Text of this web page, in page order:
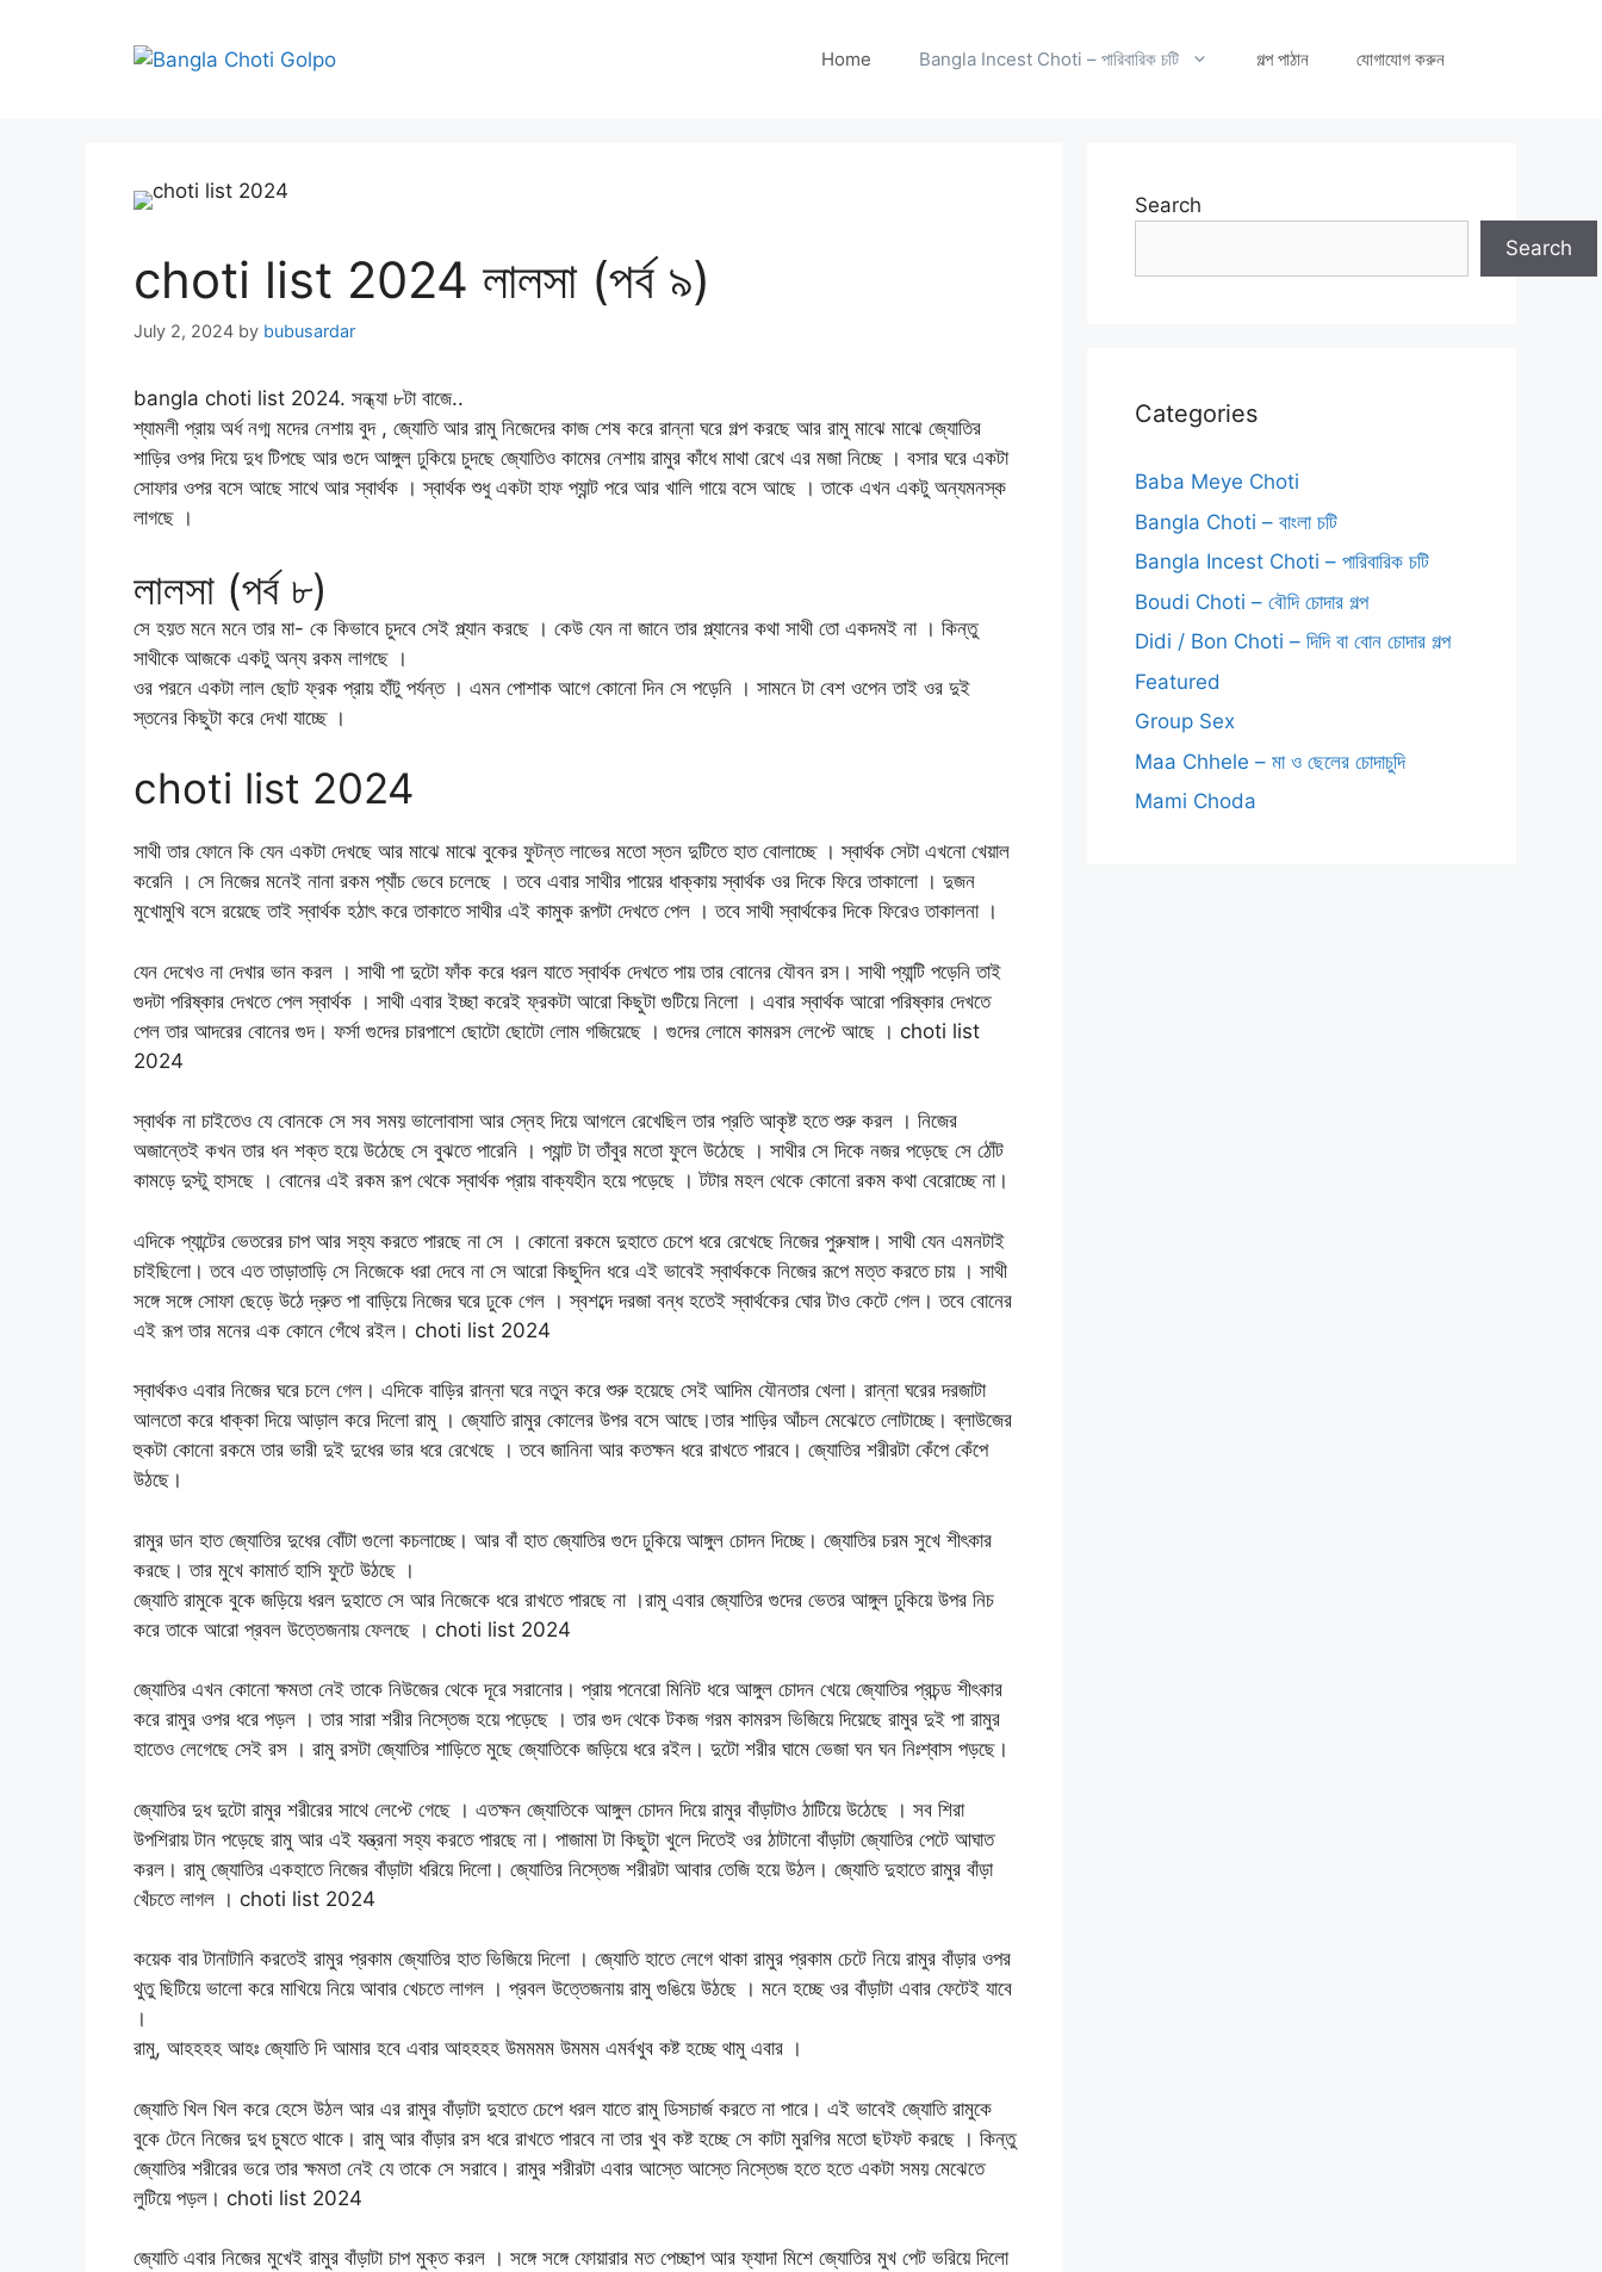
Home Bangla Incest Choti – পারিবারিক চটি গল্প পাঠান যোগাযোগ করুন
choti list 2024 লালসা (পর্ব ৯)
July 2, 2024 by bubusardar
bangla choti list 2024. সন্ধ্যা ৮টা বাজে..
শ্যামলী প্রায় অর্ধ নগ্ম মদের নেশায় বুদ , জ্যোতি আর রামু নিজেদের কাজ শেষ করে রান্না ঘরে গল্প করছে আর রামু মাঝে মাঝে জ্যোতির
শাড়ির ওপর দিয়ে দুধ টিপছে আর গুদে আঙ্গুল ঢুকিয়ে চুদছে জ্যোতিও কামের নেশায় রামুর কাঁধে মাথা রেখে এর মজা নিচ্ছে । বসার ঘরে একটা
সোফার ওপর বসে আছে সাথে আর স্বার্থক । স্বার্থক শুধু একটা হাফ প্যান্ট পরে আর খালি গায়ে বসে আছে । তাকে এখন একটু অন্যমনস্ক
লাগছে ।
লালসা (পর্ব ৮)
সে হয়ত মনে মনে তার মা- কে কিভাবে চুদবে সেই প্ল্যান করছে । কেউ যেন না জানে তার প্ল্যানের কথা সাথী তো একদমই না । কিন্তু
সাথীকে আজকে একটু অন্য রকম লাগছে ।
ওর পরনে একটা লাল ছোট ফ্রক প্রায় হাঁটু পর্যন্ত । এমন পোশাক আগে কোনো দিন সে পড়েনি । সামনে টা বেশ ওপেন তাই ওর দুই
স্তনের কিছুটা করে দেখা যাচ্ছে ।
choti list 2024
সাথী তার ফোনে কি যেন একটা দেখছে আর মাঝে মাঝে বুকের ফুটন্ত লাভের মতো স্তন দুটিতে হাত বোলাচ্ছে । স্বার্থক সেটা এখনো খেয়াল
করেনি । সে নিজের মনেই নানা রকম প্যাঁচ ভেবে চলেছে । তবে এবার সাথীর পায়ের ধাক্কায় স্বার্থক ওর দিকে ফিরে তাকালো । দুজন
মুখোমুখি বসে রয়েছে তাই স্বার্থক হঠাৎ করে তাকাতে সাথীর এই কামুক রূপটা দেখতে পেল । তবে সাথী স্বার্থকের দিকে ফিরেও তাকালনা ।
যেন দেখেও না দেখার ভান করল । সাথী পা দুটো ফাঁক করে ধরল যাতে স্বার্থক দেখতে পায় তার বোনের যৌবন রস। সাথী প্যান্টি পড়েনি তাই
গুদটা পরিষ্কার দেখতে পেল স্বার্থক । সাথী এবার ইচ্ছা করেই ফ্রকটা আরো কিছুটা গুটিয়ে নিলো । এবার স্বার্থক আরো পরিষ্কার দেখতে
পেল তার আদরের বোনের গুদ। ফর্সা গুদের চারপাশে ছোটো ছোটো লোম গজিয়েছে । গুদের লোমে কামরস লেপ্টে আছে । choti list
2024
স্বার্থক না চাইতেও যে বোনকে সে সব সময় ভালোবাসা আর স্নেহ দিয়ে আগলে রেখেছিল তার প্রতি আকৃষ্ট হতে শুরু করল । নিজের
অজান্তেই কখন তার ধন শক্ত হয়ে উঠেছে সে বুঝতে পারেনি । প্যান্ট টা তাঁবুর মতো ফুলে উঠেছে । সাথীর সে দিকে নজর পড়েছে সে ঠোঁট
কামড়ে দুস্টু হাসছে । বোনের এই রকম রূপ থেকে স্বার্থক প্রায় বাক্যহীন হয়ে পড়েছে । টটার মহল থেকে কোনো রকম কথা বেরোচ্ছে না।
এদিকে প্যান্টের ভেতরের চাপ আর সহ্য করতে পারছে না সে । কোনো রকমে দুহাতে চেপে ধরে রেখেছে নিজের পুরুষাঙ্গ। সাথী যেন এমনটাই
চাইছিলো। তবে এত তাড়াতাড়ি সে নিজেকে ধরা দেবে না সে আরো কিছুদিন ধরে এই ভাবেই স্বার্থককে নিজের রূপে মত্ত করতে চায় । সাথী
সঙ্গে সঙ্গে সোফা ছেড়ে উঠে দ্রুত পা বাড়িয়ে নিজের ঘরে ঢুকে গেল । স্বশব্দে দরজা বন্ধ হতেই স্বার্থকের ঘোর টাও কেটে গেল। তবে বোনের
এই রূপ তার মনের এক কোনে গেঁথে রইল। choti list 2024
স্বার্থকও এবার নিজের ঘরে চলে গেল। এদিকে বাড়ির রান্না ঘরে নতুন করে শুরু হয়েছে সেই আদিম যৌনতার খেলা। রান্না ঘরের দরজাটা
আলতো করে ধাক্কা দিয়ে আড়াল করে দিলো রামু । জ্যোতি রামুর কোলের উপর বসে আছে।তার শাড়ির আঁচল মেঝেতে লোটাচ্ছে। ব্লাউজের
হুকটা কোনো রকমে তার ভারী দুই দুধের ভার ধরে রেখেছে । তবে জানিনা আর কতক্ষন ধরে রাখতে পারবে। জ্যোতির শরীরটা কেঁপে কেঁপে
উঠছে।
রামুর ডান হাত জ্যোতির দুধের বোঁটা গুলো কচলাচ্ছে। আর বাঁ হাত জ্যোতির গুদে ঢুকিয়ে আঙ্গুল চোদন দিচ্ছে। জ্যোতির চরম সুখে শীৎকার
করছে। তার মুখে কামার্ত হাসি ফুটে উঠছে ।
জ্যোতি রামুকে বুকে জড়িয়ে ধরল দুহাতে সে আর নিজেকে ধরে রাখতে পারছে না ।রামু এবার জ্যোতির গুদের ভেতর আঙ্গুল ঢুকিয়ে উপর নিচ
করে তাকে আরো প্রবল উত্তেজনায় ফেলছে । choti list 2024
জ্যোতির এখন কোনো ক্ষমতা নেই তাকে নিউজের থেকে দূরে সরানোর। প্রায় পনেরো মিনিট ধরে আঙ্গুল চোদন খেয়ে জ্যোতির প্রচন্ড শীৎকার
করে রামুর ওপর ধরে পড়ল । তার সারা শরীর নিস্তেজ হয়ে পড়েছে । তার গুদ থেকে টকজ গরম কামরস ভিজিয়ে দিয়েছে রামুর দুই পা রামুর
হাতেও লেগেছে সেই রস । রামু রসটা জ্যোতির শাড়িতে মুছে জ্যোতিকে জড়িয়ে ধরে রইল। দুটো শরীর ঘামে ভেজা ঘন ঘন নিঃশ্বাস পড়ছে।
জ্যোতির দুধ দুটো রামুর শরীরের সাথে লেপ্টে গেছে । এতক্ষন জ্যোতিকে আঙ্গুল চোদন দিয়ে রামুর বাঁড়াটাও ঠাটিয়ে উঠেছে । সব শিরা
উপশিরায় টান পড়েছে রামু আর এই যন্ত্রনা সহ্য করতে পারছে না। পাজামা টা কিছুটা খুলে দিতেই ওর ঠাটানো বাঁড়াটা জ্যোতির পেটে আঘাত
করল। রামু জ্যোতির একহাতে নিজের বাঁড়াটা ধরিয়ে দিলো। জ্যোতির নিস্তেজ শরীরটা আবার তেজি হয়ে উঠল। জ্যোতি দুহাতে রামুর বাঁড়া
খেঁচতে লাগল । choti list 2024
কয়েক বার টানাটানি করতেই রামুর প্রকাম জ্যোতির হাত ভিজিয়ে দিলো । জ্যোতি হাতে লেগে থাকা রামুর প্রকাম চেটে নিয়ে রামুর বাঁড়ার ওপর
থুতু ছিটিয়ে ভালো করে মাখিয়ে নিয়ে আবার খেচতে লাগল । প্রবল উত্তেজনায় রামু গুঙিয়ে উঠছে । মনে হচ্ছে ওর বাঁড়াটা এবার ফেটেই যাবে
।
রামু, আহহহহ আহঃ জ্যোতি দি আমার হবে এবার আহহহহ উমমমম উমমম এমর্বখুব কষ্ট হচ্ছে থামু এবার ।
জ্যোতি খিল খিল করে হেসে উঠল আর এর রামুর বাঁড়াটা দুহাতে চেপে ধরল যাতে রামু ডিসচার্জ করতে না পারে। এই ভাবেই জ্যোতি রামুকে
বুকে টেনে নিজের দুধ চুষতে থাকে। রামু আর বাঁড়ার রস ধরে রাখতে পারবে না তার খুব কষ্ট হচ্ছে সে কাটা মুরগির মতো ছটফট করছে । কিন্তু
জ্যোতির শরীরের ভরে তার ক্ষমতা নেই যে তাকে সে সরাবে। রামুর শরীরটা এবার আস্তে আস্তে নিস্তেজ হতে হতে একটা সময় মেঝেতে
লুটিয়ে পড়ল। choti list 2024
জ্যোতি এবার নিজের মুখেই রামুর বাঁড়াটা চাপ মুক্ত করল । সঙ্গে সঙ্গে ফোয়ারার মত পেচ্ছাপ আর ফ্যাদা মিশে জ্যোতির মুখ পেট ভরিয়ে দিলো
Search
Search
Categories
Baba Meye Choti
Bangla Choti – বাংলা চটি
Bangla Incest Choti – পারিবারিক চটি
Boudi Choti – বৌদি চোদার গল্প
Didi / Bon Choti – দিদি বা বোন চোদার গল্প
Featured
Group Sex
Maa Chhele – মা ও ছেলের চোদাচুদি
Mami Choda